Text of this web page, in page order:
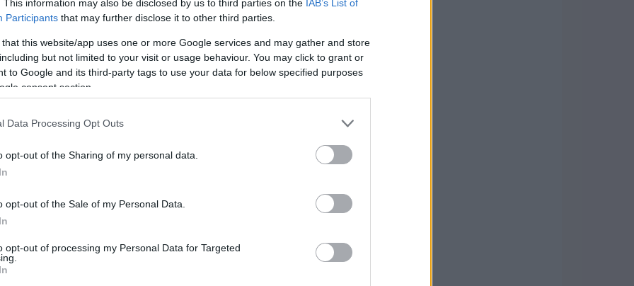
This information may also be disclosed by us to third parties on the IAB’s List of
Participants that may further disclose it to other third parties.
that this website/app uses one or more Google services and may gather and store
but not limited to your visit or usage behaviour. You may click to grant or
to Google and its third-party tags to use your data for below specified purposes
consent section.
Data Processing Opt Outs
opt-out of the Sharing of my personal data.
opt-out of the Sale of my Personal Data.
opt-out of processing my Personal Data for Targeted